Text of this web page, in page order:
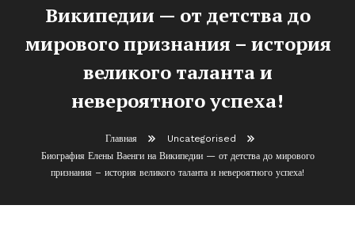
Википедии — от детства до
мирового признания – история
великого таланта и
невероятного успеха!
Главная
Uncategorised
Биография Елены Ваенги на Википедии — от детства до мирового
признания – история великого таланта и невероятного успеха!